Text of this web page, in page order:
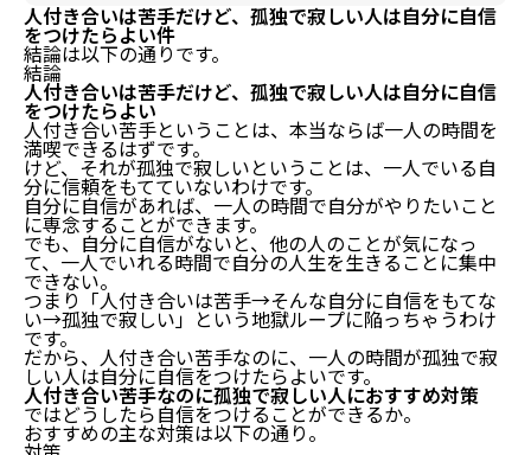
人付き合いは苦手だけど、孤独で寂しい人は自分に自信
をつけたらよい件
結論は以下の通りです。
結論
人付き合いは苦手だけど、孤独で寂しい人は自分に自信
をつけたらよい
人付き合い苦手ということは、本当ならば一人の時間を
満喫できるはずです。
けど、それが孤独で寂しいということは、一人でいる自
分に信頼をもてていないわけです。
自分に自信があれば、一人の時間で自分がやりたいこと
に専念することができます。
でも、自分に自信がないと、他の人のことが気になっ
て、一人でいれる時間で自分の人生を生きることに集中
できない。
つまり「人付き合いは苦手→そんな自分に自信をもてな
い→孤独で寂しい」という地獄ループに陥っちゃうわけ
です。
だから、人付き合い苦手なのに、一人の時間が孤独で寂
しい人は自分に自信をつけたらよいです。
人付き合い苦手なのに孤独で寂しい人におすすめ対策
ではどうしたら自信をつけることができるか。
おすすめの主な対策は以下の通り。